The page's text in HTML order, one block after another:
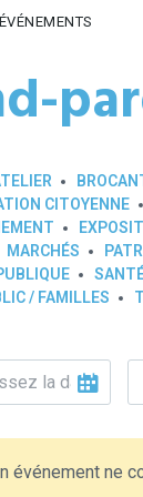
ÉVÉNEMENTS
CITOYENNE
MARCHÉS
/ FAMILLES
événement ne